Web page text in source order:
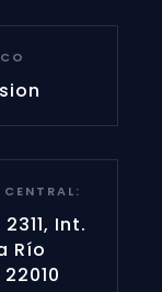
Int.
Río